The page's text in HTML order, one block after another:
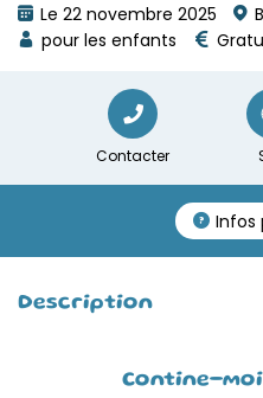
Le 22 novembre 2025
pour les enfants
Contacter
Infos
Description
Contine-